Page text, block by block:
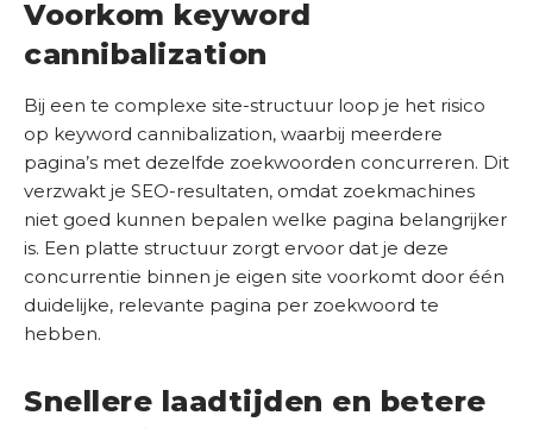
Voorkom keyword
cannibalization
Bij een te complexe site-structuur loop je het risico
op keyword cannibalization, waarbij meerdere
pagina’s met dezelfde zoekwoorden concurreren. Dit
verzwakt je SEO-resultaten, omdat zoekmachines
niet goed kunnen bepalen welke pagina belangrijker
is. Een platte structuur zorgt ervoor dat je deze
concurrentie binnen je eigen site voorkomt door één
duidelijke, relevante pagina per zoekwoord te
hebben.
Snellere laadtijden en betere